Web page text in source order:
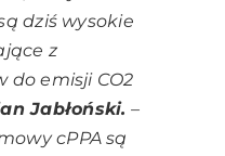
dziś wysokie
z
do emisji CO2
Jabłoński. –
cPPA są